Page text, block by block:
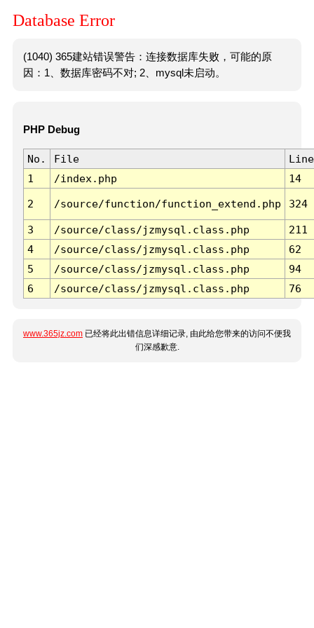
Database Error
(1040) 365建站错误警告：连接数据库失败，可能的原
因：1、数据库密码不对; 2、mysql未启动。
PHP Debug
No. File
Line
1
/index.php 14
2 /source/function/function_extend.php 324
3 /source/class/jzmysql.class.php
211
4
/source/class/jzmysql.class.php
62
5
/source/class/jzmysql.class.php
94
6
/source/class/jzmysql.class.php 76
www.365jz.com 已经将此出错信息详细记录, 由此给您带来的访问不便我
们深感歉意.